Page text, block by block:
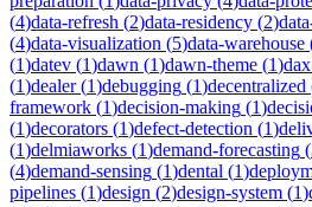
(4)data-refresh (2)data-residency (2)
(4)data-visualization (5)data-warehouse
(1)datev (1)dawn (1)dawn-theme (1)dax
(1)dealer(1)debugging (1)decentralized
framework (1)decision-making (1)
(1)decorators (1)defect-detection (1)
(1)delmiaworks (1)demand-forecasting (
(4)demand-sensing (1)dental (1)
pipelines (1)design (2)design-system (1)